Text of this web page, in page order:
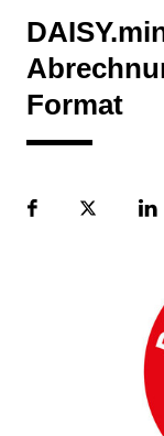
Format
FacebookPlattform